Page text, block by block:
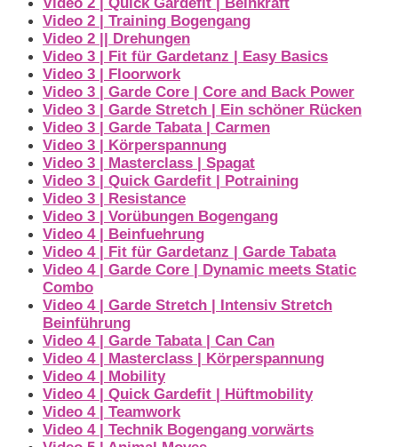
Video 2 | Training Bogengang
Video 2 || Drehungen
Video 3 | Fit für Gardetanz | Easy Basics
Video 3 | Floorwork
Video 3 | Garde Core | Core and Back Power
Video 3 | Garde Stretch | Ein schöner Rücken
Video 3 | Garde Tabata | Carmen
Video 3 | Körperspannung
Video 3 | Masterclass | Spagat
Video 3 | Quick Gardefit | Potraining
Video 3 | Resistance
Video 3 | Vorübungen Bogengang
Video 4 | Beinfuehrung
Video 4 | Fit für Gardetanz | Garde Tabata
Video 4 | Garde Core | Dynamic meets Static
Combo
Video 4 | Garde Stretch | Intensiv Stretch
Beinführung
Video 4 | Garde Tabata | Can Can
Video 4 | Masterclass | Körperspannung
Video 4 | Mobility
Video 4 | Quick Gardefit | Hüftmobility
Video 4 | Teamwork
Video 4 | Technik Bogengang vorwärts